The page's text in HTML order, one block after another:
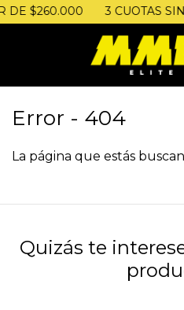
3 CUOTAS SIN
Error - 404
La página que estás
Quizás te